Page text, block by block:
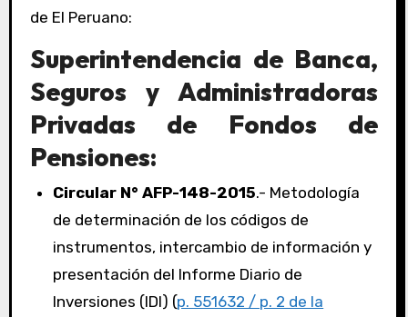
de El Peruano:
Superintendencia de Banca,
Seguros y Administradoras
Privadas de Fondos de
Pensiones:
Circular N° AFP-148-2015.- Metodología
de determinación de los códigos de
instrumentos, intercambio de información y
presentación del Informe Diario de
Inversiones (IDI) (p. 551632 / p. 2 de la